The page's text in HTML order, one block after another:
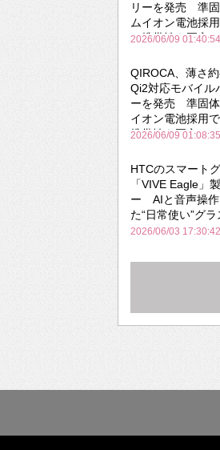
リーを発売 準固
ムイオン電池採
と携帯性を両立
2026/06/09 01:40:54
QIROCA、薄さ
Qi2対応モバイル
ーを発売 準固体
イオン電池採用
携帯性を両立
2026/06/09 01:08:35
HTCのスマート
「VIVE Eagle」
ー AIと音声操作
た“日常使い”グラ
2026/06/03 17:30:42